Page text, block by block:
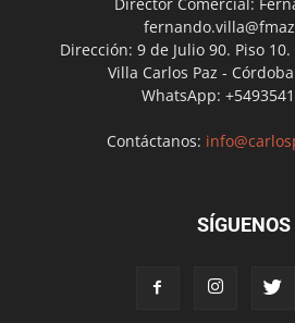
Dirección: 9 de Julio 90. Piso 10.
Villa Carlos Paz -
WhatsApp:
Contáctanos:
SÍGUENOS